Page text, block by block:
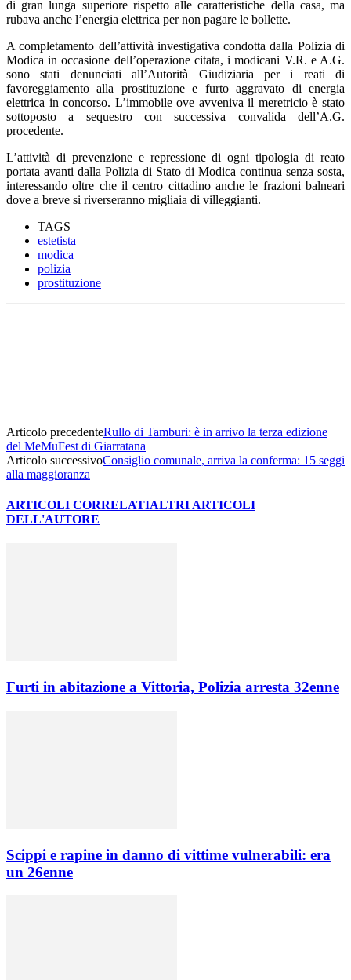
di gran lunga superiore rispetto alle caratteristiche della casa, ma
rubava anche l’energia elettrica per non pagare le bollette.
A completamento dell’attività investigativa condotta dalla Polizia di
Modica in occasione dell’operazione citata, i modicani V.R. e A.G.
sono stati denunciati all’Autorità Giudiziaria per i reati di
favoreggiamento alla prostituzione e furto aggravato di energia
elettrica in concorso. L’immobile ove avveniva il meretricio è stato
sottoposto a sequestro con successiva convalida dell’A.G.
procedente.
L’attività di prevenzione e repressione di ogni tipologia di reato
portata avanti dalla Polizia di Stato di Modica continua senza sosta,
interessando oltre che il centro cittadino anche le frazioni balneari
dove a breve si riverseranno migliaia di villeggianti.
TAGS
estetista
modica
polizia
prostituzione
Articolo precedenteRullo di Tamburi: è in arrivo la terza edizione
del MeMuFest di Giarratana
Articolo successivoConsiglio comunale, arriva la conferma: 15 seggi
alla maggioranza
ARTICOLI CORRELATIALTRI ARTICOLI
DELL'AUTORE
Furti in abitazione a Vittoria, Polizia arresta 32enne
Scippi e rapine in danno di vittime vulnerabili: era
un 26enne